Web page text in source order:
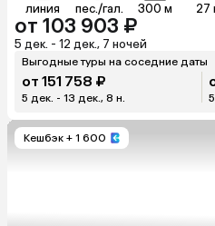
линия пес./гал. 300 м 27
от 103 903 ₽
5 дек. - 12 дек., 7 ночей
Выгодные туры на соседние даты
от 151 758 ₽
5 дек. - 13 дек., 8 н.
Кешбэк + 1 600